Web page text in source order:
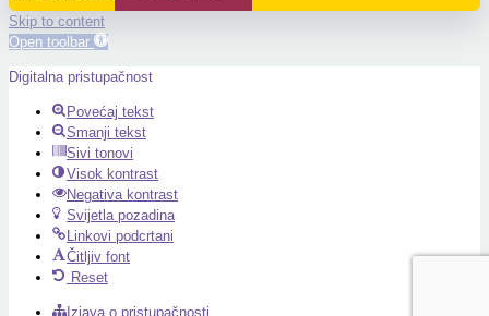
Skip to content
Open toolbar
Digitalna pristupačnost
Povećaj tekst
Smanji tekst
Sivi tonovi
Visok kontrast
Negativa kontrast
Svijetla pozadina
Linkovi podcrtani
Čitljiv font
Reset
Izjava o pristupačnosti